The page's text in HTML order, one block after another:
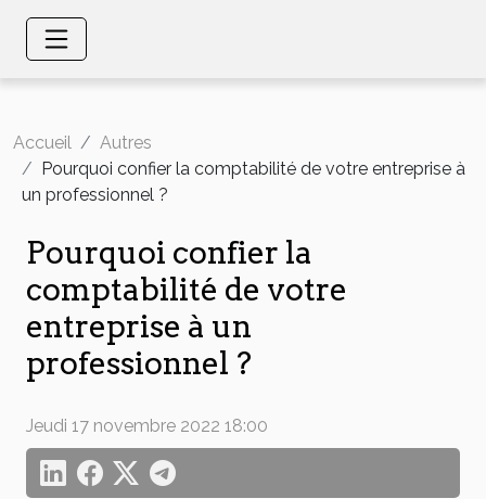
Accueil
Autres
Pourquoi confier la comptabilité de votre entreprise à
un professionnel ?
Pourquoi confier la
comptabilité de votre
entreprise à un
professionnel ?
Jeudi 17 novembre 2022 18:00